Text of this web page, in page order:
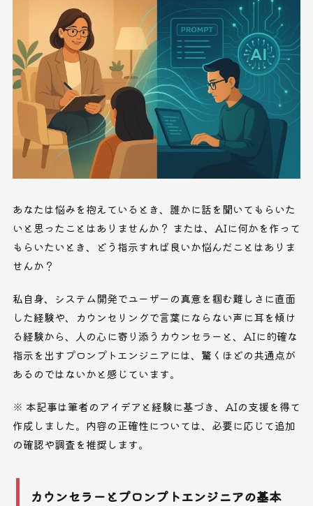
あなたは悩みを抱えているとき、誰かに話を聞いてもらいた
いと思ったことはありませんか？ または、AIに何かを作って
もらいたいとき、どう指示すれば良いか悩んだことはありま
せんか？
私自身、システム開発でユーザーの真意を掴む難しさに直面
した経験や、カウンセリングで言葉にならない声に耳を傾け
る経験から、人の心に寄り添うカウンセラーと、AIに的確な
指示を出すプロンプトエンジニアには、驚くほどの共通点が
あるのではないかと感じています。
※ 本記事は筆者のアイデアと経験に基づき、AIの支援を得て
作成しました。内容の正確性については、必要に応じて追加
の確認や調査を推奨します。
カウンセラーとプロンプトエンジニアの基本